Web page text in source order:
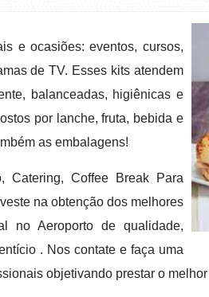
e ocasiões: eventos, cursos,
de TV. Esses kits atendem
balanceadas, higiênicas e
por lanche, fruta, bebida e
as embalagens!
Catering, Coffee Break Para
na obtenção dos melhores
no Aeroporto de qualidade,
. Nos contate e faça uma
objetivando prestar o